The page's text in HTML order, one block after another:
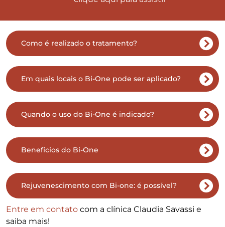
Como é realizado o tratamento?
Em quais locais o Bi-One pode ser aplicado?
Quando o uso do Bi-One é indicado?
Benefícios do Bi-One
Rejuvenescimento com Bi-one: é possível?
Entre em contato com a clínica Claudia Savassi e
saiba mais!